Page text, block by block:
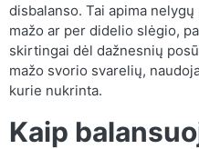
disbalanso. Tai apima
mažo ar per didelio slėgio,
skirtingai dėl dažnesnių
mažo svorio svarelių,
kurie nukrinta.
Kaip